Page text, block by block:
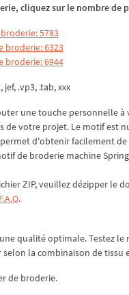
cliquez sur le nombre
5783
broderie: 6323
broderie: 6944
jef, .vp3, .tab, xxx
une touche personnelle
votre projet. Le motif est
d'obtenir facilement
de broderie machine
ZIP, veuillezdézipper le
.
qualité optimale. Testez
la combinaison de tissu
de broderie.